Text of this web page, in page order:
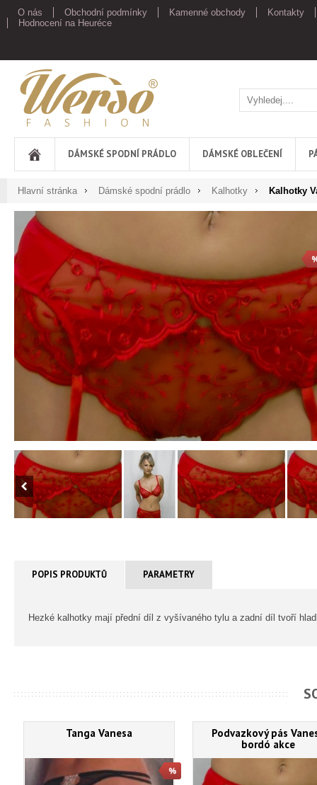
O nás Obchodní podmínky Kamenné obchody
Kontakty
Hodnocení na Heuréce
Werso
DÁMSKÉ SPODNÍ PRÁDLO DÁMSKÉ OBLEČENÍ
Hlavní stránka Dámské spodní prádlo Kalhotky Kalhotky
POPIS PRODUKTŮ PARAMETRY
Hezké kalhotky mají přední díl z vyšívaného tylu a zadní díl tvoří
Tanga Vanesa
Podvazkový pás
bordó akce